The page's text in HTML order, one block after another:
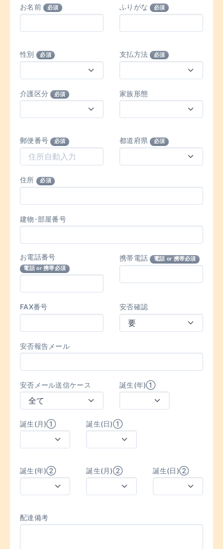
お名前 必須 ふりがな 必須
性別 必須 支払方法 必須
介護区分 必須 家族形態
郵便番号 必須 都道府県 必須
住所 必須
建物･部屋番号
お電話番号
電話 or 携帯必須
携帯電話 電話 or 携帯必須
FAX番号 安否確認
安否報告メール
安否メール送信ケース 誕生(年)①
誕生(月)① 誕生(日)①
誕生(年)② 誕生(月)② 誕生(日)②
配達備考